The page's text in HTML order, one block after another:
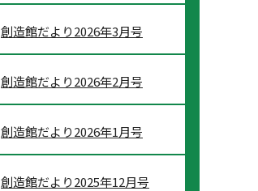
創造館だより2026年3月号
創造館だより2026年2月号
創造館だより2026年1月号
創造館だより2025年12月号